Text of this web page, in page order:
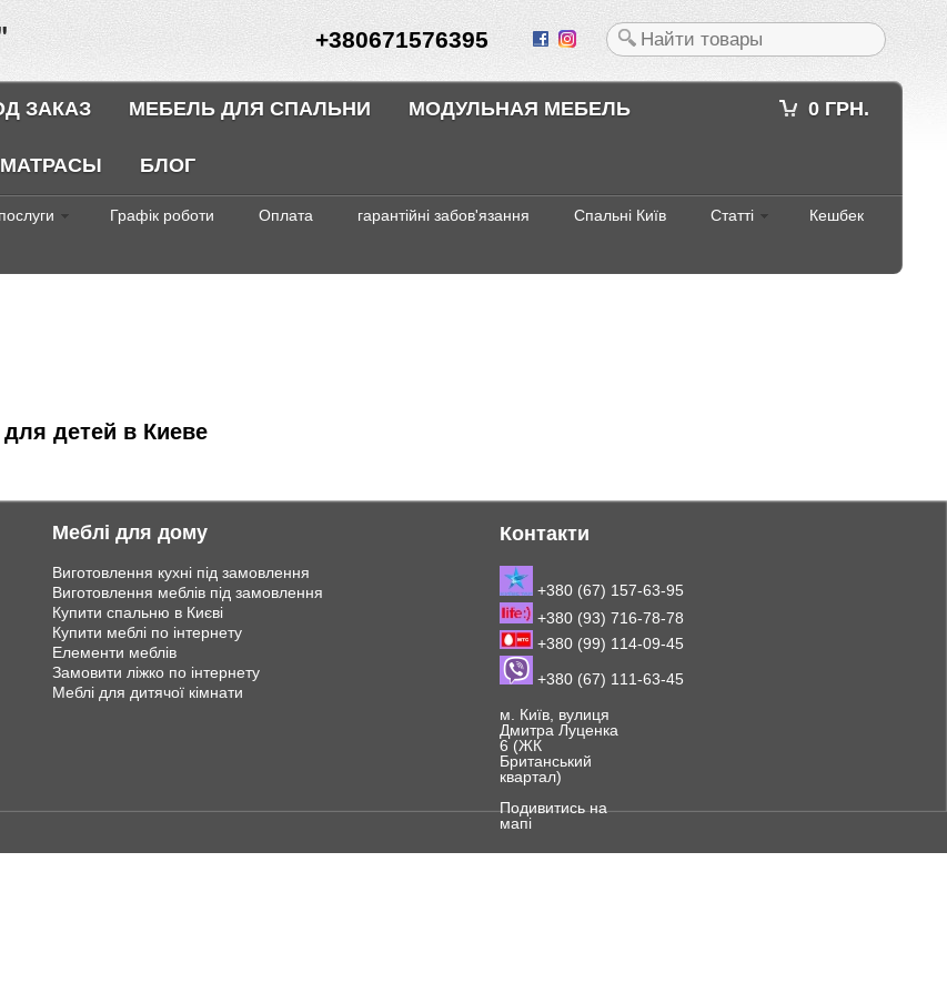
+380671576395
0 ГРН.
ЗАКАЗ МЕБЕЛЬ ДЛЯ СПАЛЬНИ МОДУЛЬНАЯ МЕБЕЛЬ
МАТРАСЫ БЛОГ
Графік роботи Оплата гарантійні забов'язання Спальні Київ Статті Кешбек
детей в Киеве
Меблі для дому
Виготовлення кухні під замовлення
Виготовлення меблів під замовлення
Купити спальню в Києві
Купити меблі по інтернету
Елементи меблів
Замовити ліжко по інтернету
Меблі для дитячої кімнати
Контакти
+380 (67) 157-63-95
+380 (93) 716-78-78
+380 (99) 114-09-45
+380 (67) 111-63-45
м. Київ, вулиця
Дмитра Луценка
6 (ЖК
Британський
квартал)
Подивитись на
мапі